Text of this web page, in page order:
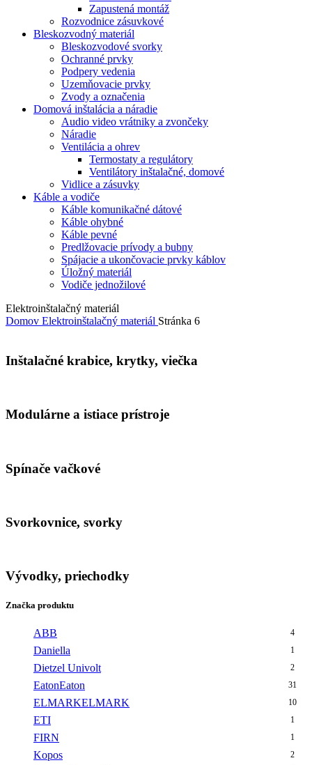
Zapustená montáž
Rozvodnice zásuvkové
Bleskozvodný materiál
Bleskozvodové svorky
Ochranné prvky
Podpery vedenia
Uzemňovacie prvky
Zvody a označenia
Domová inštalácia a náradie
Audio video vrátniky a zvončeky
Náradie
Ventilácia a ohrev
Termostaty a regulátory
Ventilátory inštalačné, domové
Vidlice a zásuvky
Káble a vodiče
Káble komunikačné dátové
Káble ohybné
Káble pevné
Predlžovacie prívody a bubny
Spájacie a ukončovacie prvky káblov
Úložný materiál
Vodiče jednožilové
Elektroinštalačný materiál
Domov Elektroinštalačný materiál Stránka 6
Inštalačné krabice, krytky, viečka
Modulárne a istiace prístroje
Spínače vačkové
Svorkovnice, svorky
Vývodky, priechodky
Značka produktu
ABB 4
Daniella 1
Dietzel Univolt 2
EatonEaton 31
ELMARKELMARK 10
ETI 1
FIRN 1
Kopos 2